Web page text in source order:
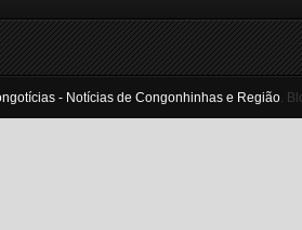
- Notícias de Congonhinhas e Região.